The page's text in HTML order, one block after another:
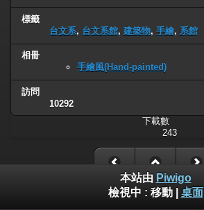
標籤
台文系, 台文系館, 建築物, 手繪, 系館
相冊
手繪風(Hand-painted)
訪問
10292
下載數
243
本站由 Piwigo
檢視中 : 移動| 桌面